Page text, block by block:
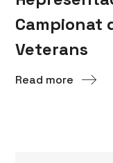
Campionat
Veterans
Read more